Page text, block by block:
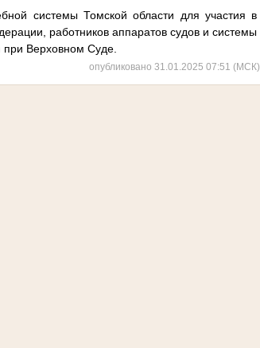
системы Томской области для участия в
работников аппаратов судов и системы
Верховном Суде.
опубликовано 31.01.2025 07:51 (МСК)